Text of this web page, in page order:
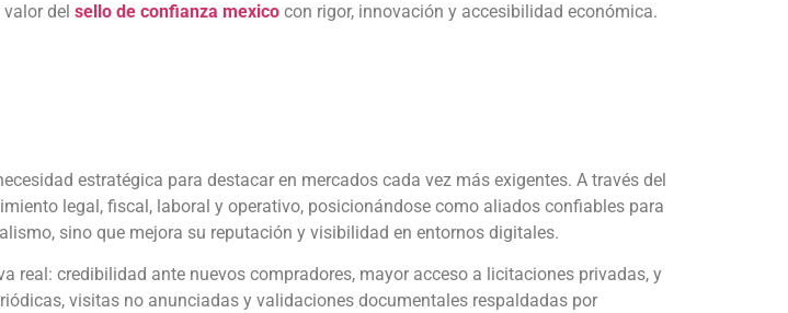
del sello de confianza mexico con rigor, innovación y accesibilidad económica.
estratégica para destacar en mercados cada vez más exigentes. A través del
legal, fiscal, laboral y operativo, posicionándose como aliados confiables para
sino que mejora su reputación y visibilidad en entornos digitales.
real: credibilidad ante nuevos compradores, mayor acceso a licitaciones privadas, y
visitas no anunciadas y validaciones documentales respaldadas por